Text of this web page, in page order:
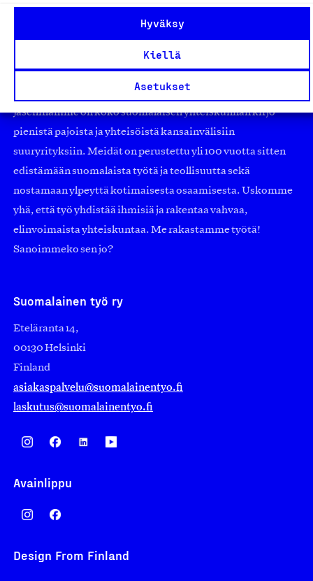
Hyväksy
Kiellä
Asetukset
Olemme jäsentemme omistama puolueeton,
työmarkkinajärjestöistä riippumaton yhdistys.
Jäseninämme on koko suomalaisen yhteiskunnan kirjo
pienistä pajoista ja yhteisöistä kansainvälisiin
suuryrityksiin. Meidät on perustettu yli 100 vuotta sitten
edistämään suomalaista työtä ja teollisuutta sekä
nostamaan ylpeyttä kotimaisesta osaamisesta. Uskomme
yhä, että työ yhdistää ihmisiä ja rakentaa vahvaa,
elinvoimaista yhteiskuntaa. Me rakastamme työtä!
Sanoimmeko sen jo?
Suomalainen työ ry
Eteläranta 14,
00130 Helsinki
Finland
asiakaspalvelu@suomalainentyo.fi
laskutus@suomalainentyo.fi
Avainlippu
Design From Finland